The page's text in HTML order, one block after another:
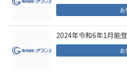
2024年令和6年1月能